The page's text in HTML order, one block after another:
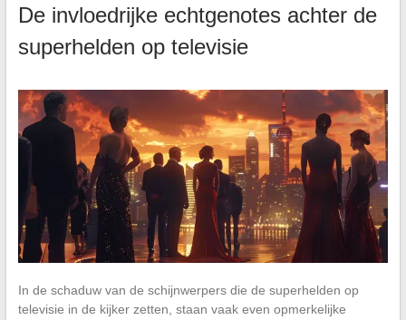
De invloedrijke echtgenotes achter de
superhelden op televisie
In de schaduw van de schijnwerpers die de superhelden op
televisie in de kijker zetten, staan vaak even opmerkelijke